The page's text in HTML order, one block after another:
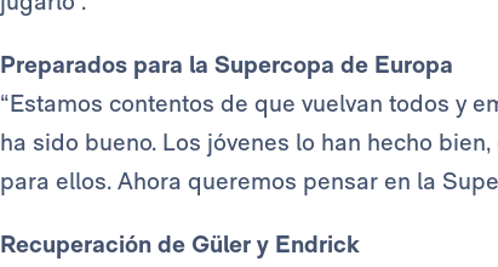
Preparados para la Supercopa de Europa
“Estamos contentos de que vuelvan todos y
ha sido bueno. Los jóvenes lo han hecho
para ellos. Ahora queremos pensar en la
Recuperación de Güler y Endrick